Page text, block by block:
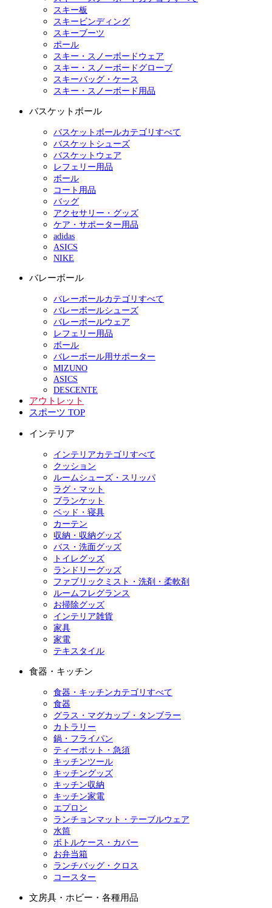
スキー板
スキービンディング
スキーブーツ
ポール
スキー・スノーボードウェア
スキー・スノーボードグローブ
スキーバッグ・ケース
スキー・スノーボード用品
バスケットボール
バスケットボールカテゴリすべて
バスケットシューズ
バスケットウェア
レフェリー用品
ボール
コート用品
バッグ
アクセサリー・グッズ
ケア・サポーター用品
adidas
ASICS
NIKE
バレーボール
バレーボールカテゴリすべて
バレーボールシューズ
バレーボールウェア
レフェリー用品
ボール
バレーボール用サポーター
MIZUNO
ASICS
DESCENTE
アウトレット
スポーツ TOP
インテリア
インテリアカテゴリすべて
クッション
ルームシューズ・スリッパ
ラグ・マット
ブランケット
ベッド・寝具
カーテン
収納・収納グッズ
バス・洗面グッズ
トイレグッズ
ランドリーグッズ
ファブリックミスト・洗剤・柔軟剤
ルームフレグランス
お掃除グッズ
インテリア雑貨
家具
家電
テキスタイル
食器・キッチン
食器・キッチンカテゴリすべて
食器
グラス・マグカップ・タンブラー
カトラリー
鍋・フライパン
ティーポット・急須
キッチンツール
キッチングッズ
キッチン収納
キッチン家電
エプロン
ランチョンマット・テーブルウェア
水筒
ボトルケース・カバー
お弁当箱
ランチバッグ・クロス
コースター
文房具・ホビー・各種用品